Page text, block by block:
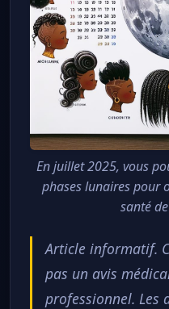
En juillet 2025, vous
phases lunaires pour
santé
Article informatif.
pas un avis
professionnel. Les